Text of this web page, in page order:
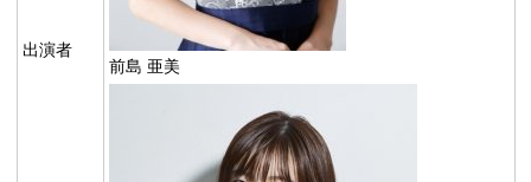
出演者
前島 亜美